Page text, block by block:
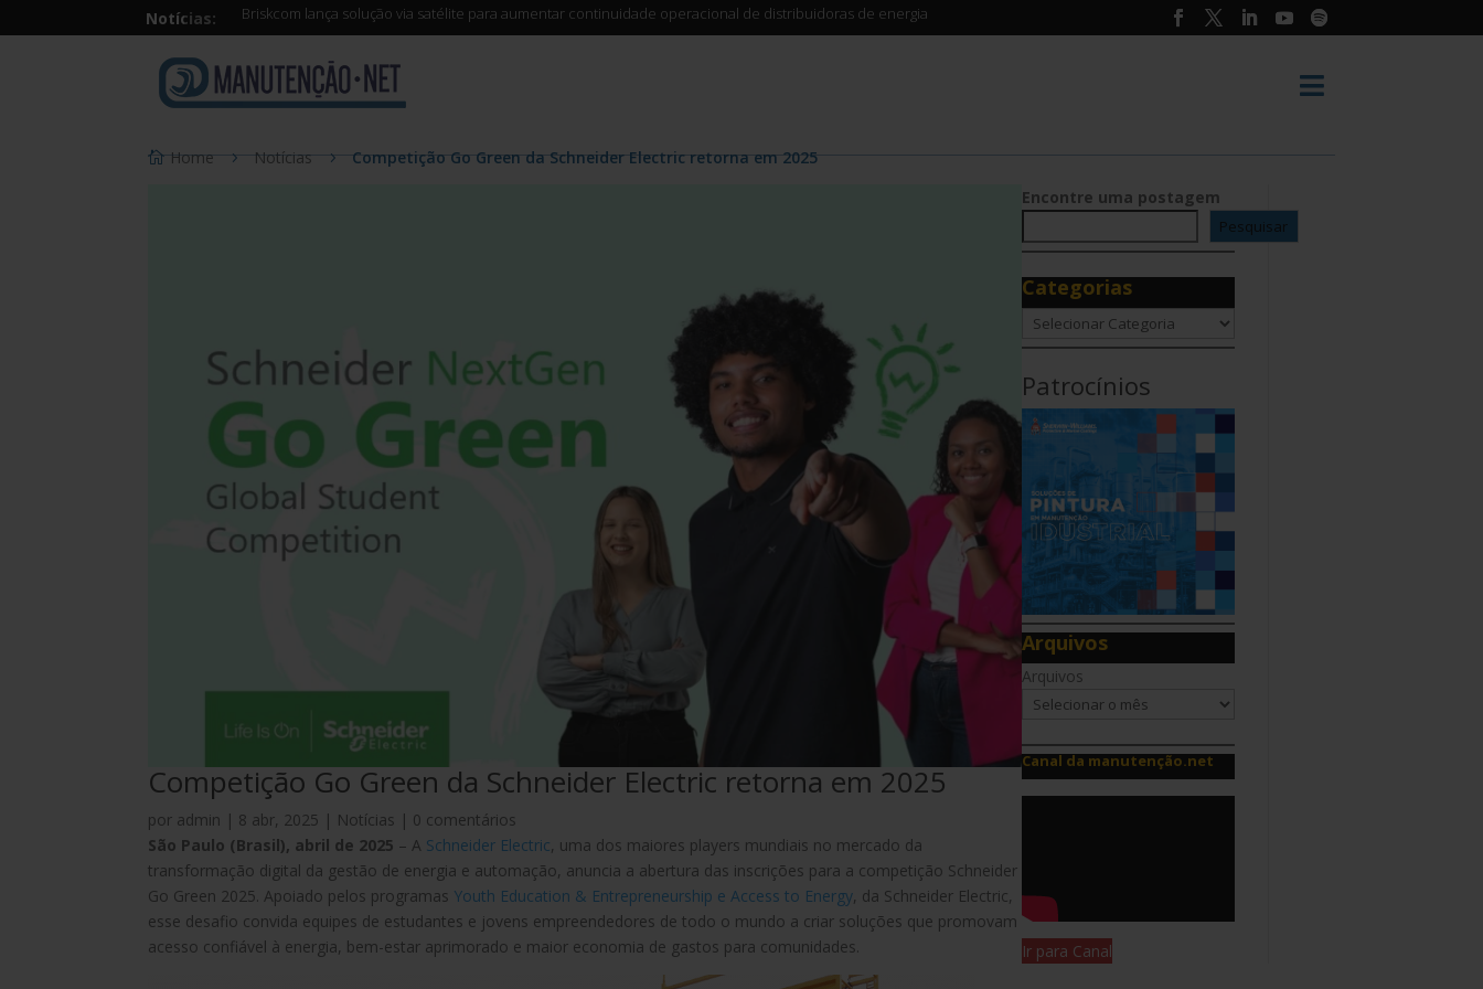
Notícias: Briskcom lança solução via satélite para aumentar continuidade operacional de distribuidoras de energia

Home Notícias Competição Go Green da Schneider Electric retorna em 2025
Competição Go Green da Schneider Electric retorna em 2025
por admin | 8 abr, 2025 | Notícias | 0 comentários
São Paulo (Brasil), abril de 2025 – A Schneider Electric, uma dos maiores players mundiais no mercado da
transformação digital da gestão de energia e automação, anuncia a abertura das inscrições para a competição Schneider
Go Green 2025. Apoiado pelos programas Youth Education & Entrepreneurship e Access to Energy, da Schneider Electric,
esse desafio convida equipes de estudantes e jovens empreendedores de todo o mundo a criar soluções que promovam
acesso confiável à energia, bem-estar aprimorado e maior economia de gastos para comunidades.
Encontre uma postagem
Pesquisar
Categorias
Categorias
Patrocínios
Arquivos
Arquivos
Canal da manutenção.net
Ir para Canal